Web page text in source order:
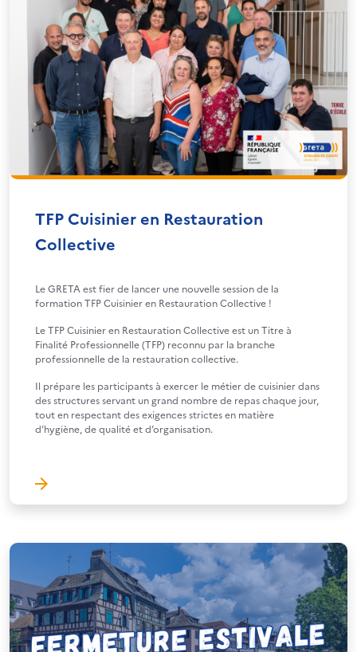
TFP Cuisinier en Restauration
Collective
Le GRETA est fier de lancer une nouvelle session de la
formation TFP Cuisinier en Restauration Collective !
Le TFP Cuisinier en Restauration Collective est un Titre à
Finalité Professionnelle (TFP) reconnu par la branche
professionnelle de la restauration collective.
Il prépare les participants à exercer le métier de cuisinier dans
des structures servant un grand nombre de repas chaque jour,
tout en respectant des exigences strictes en matière
d’hygiène, de qualité et d’organisation.